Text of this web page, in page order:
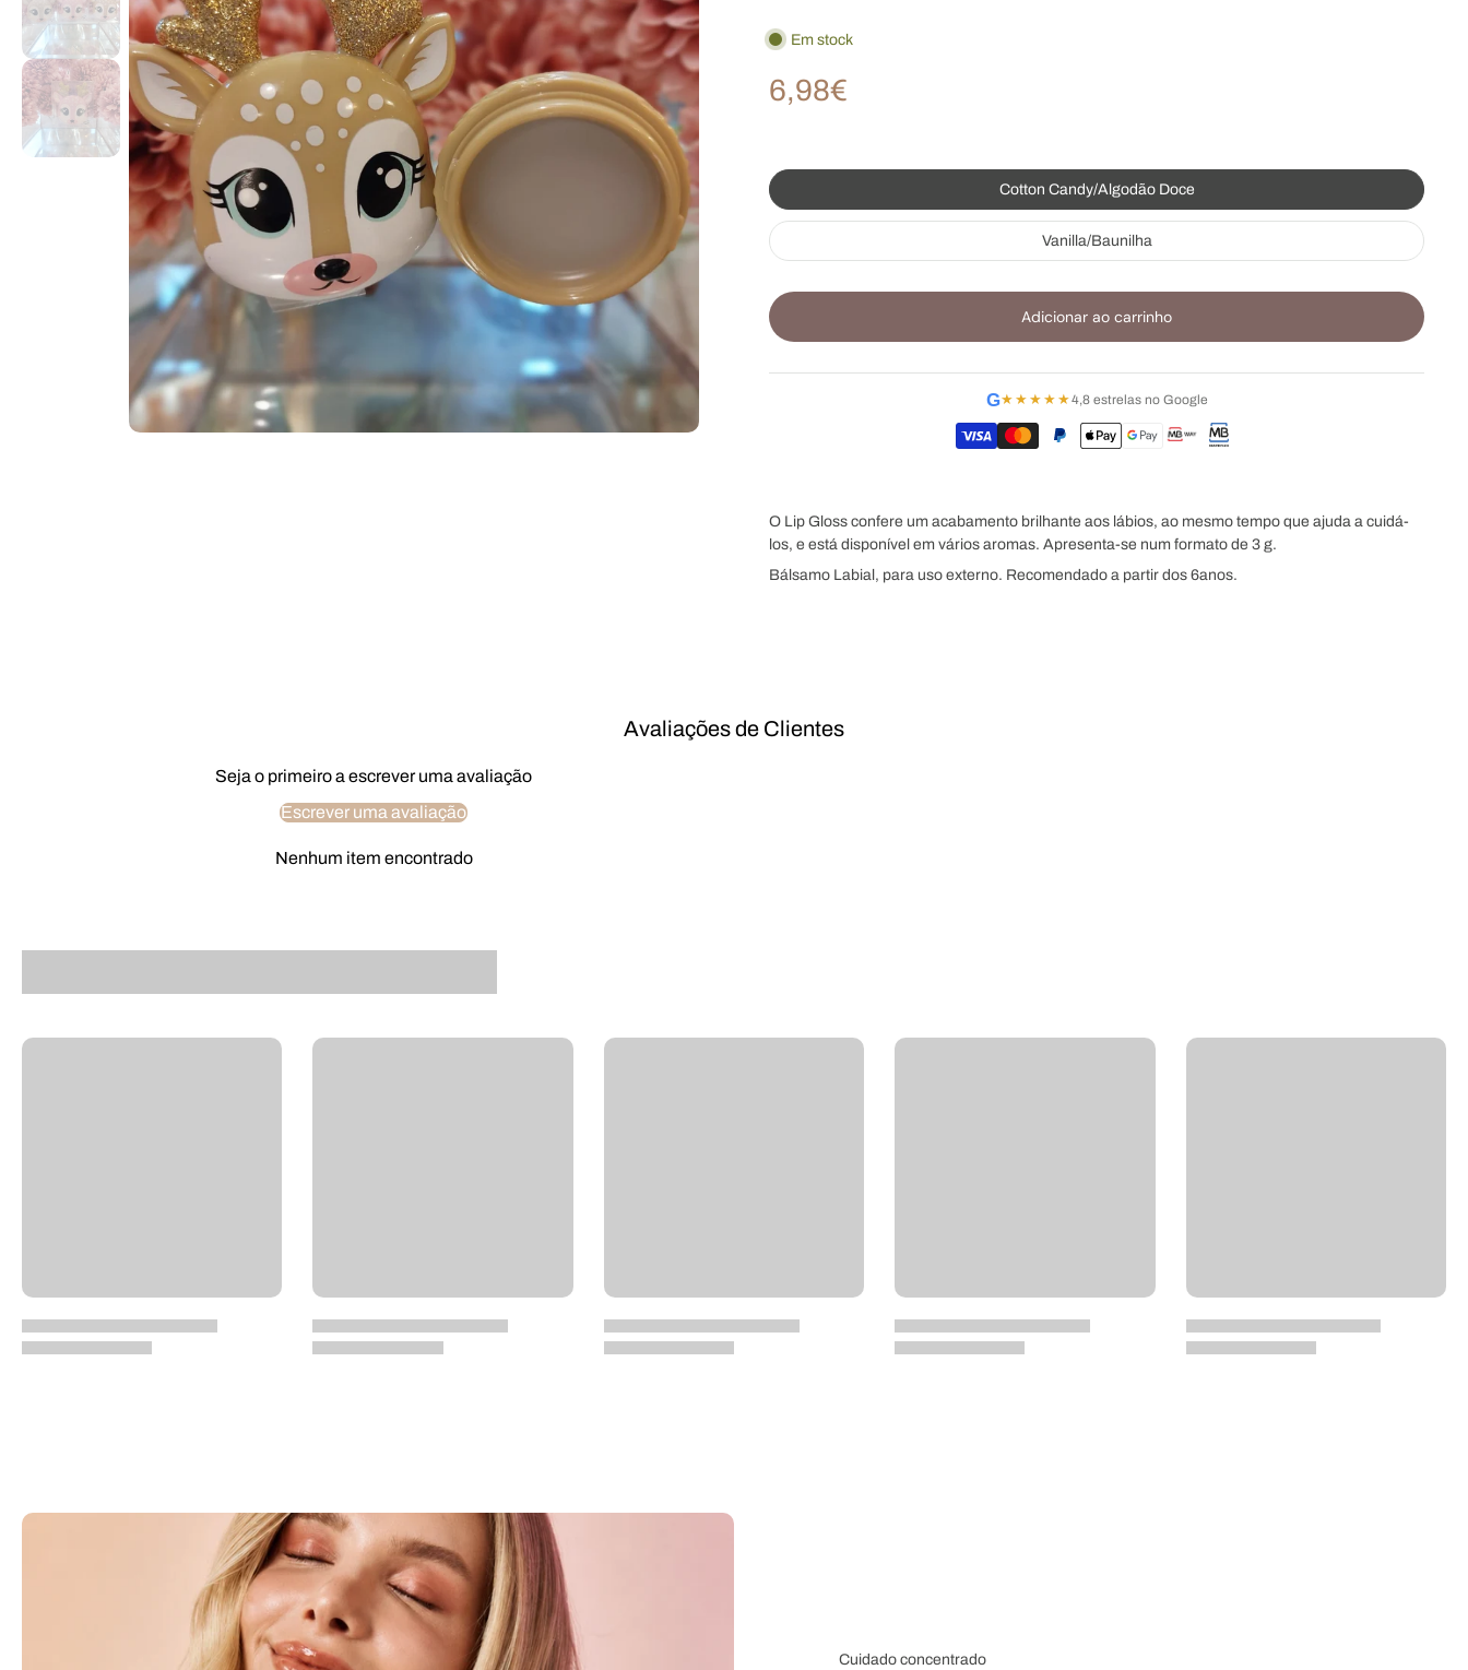
Em stock
6,98€
Cotton Candy/Algodão Doce
Vanilla/Baunilha
Adicionar ao carrinho
G★★★★★4,8 estrelas no Google
O Lip Gloss confere um acabamento brilhante aos lábios, ao mesmo tempo que ajuda a cuidá-
los, e está disponível em vários aromas. Apresenta-se num formato de 3 g.
Bálsamo Labial, para uso externo. Recomendado a partir dos 6anos.
Avaliações de Clientes
Seja o primeiro a escrever uma avaliação
Escrever uma avaliação
Nenhum item encontrado
Cuidado concentrado